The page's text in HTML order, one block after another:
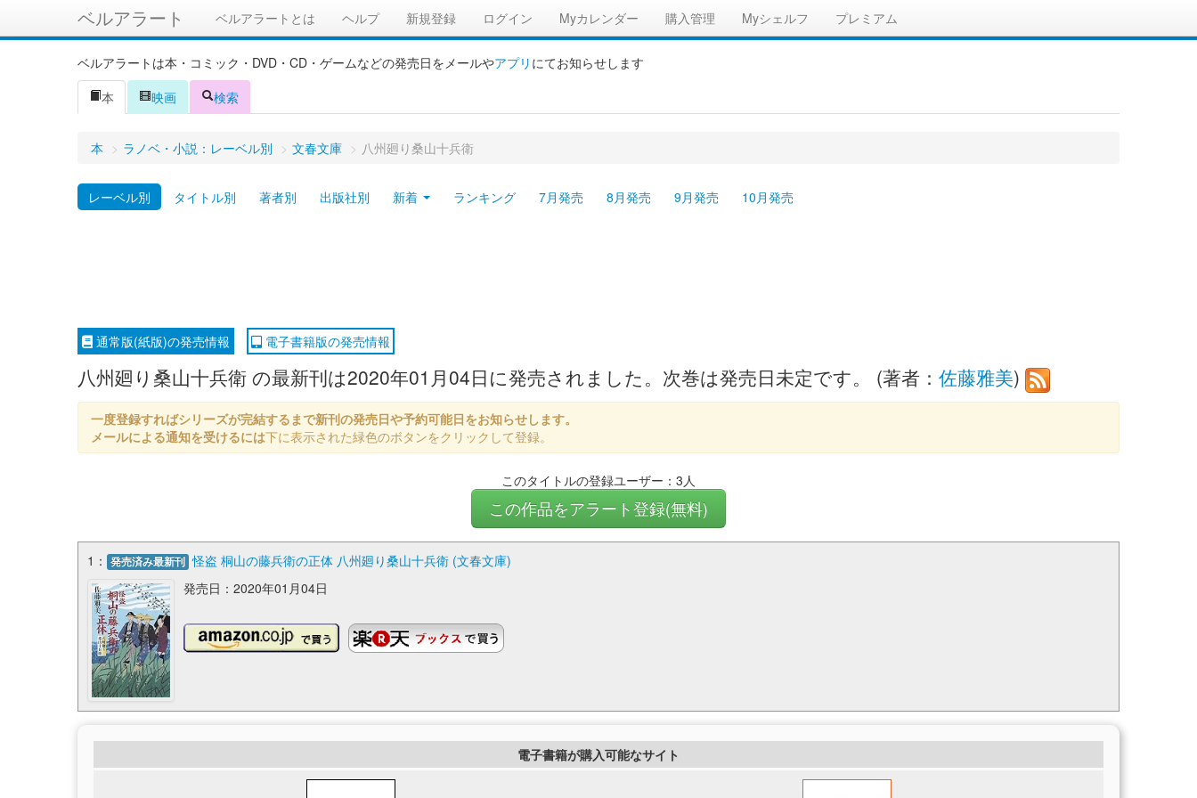
ベルアラート ベルアラートとは ヘルプ 新規登録 ログイン Myカレンダー 購入管理 Myシェルフ プレミアム
ベルアラートは本・コミック・DVD・CD・ゲームなどの発売日をメールやアプリ にてお知らせします
本
映画 検索
本 > ラノベ・小説：レーベル別 > 文春文庫 > 八州廻り桑山十兵衛
レーベル別 タイトル別 著者別 出版社別 新着 ランキング 7月発売 8月発売 9月発売 10月発売
通常版(紙版)の発売情報 電子書籍版の発売情報
八州廻り桑山十兵衛 の最新刊は2020年01月04日に発売されました。次巻は発売日未定です。 (著者： 佐藤雅美)
一度登録すればシリーズが完結するまで新刊の発売日や予約可能日をお知らせします。
メールによる通知を受けるには下に表示された緑色のボタンをクリックして登録。
このタイトルの登録ユーザー：3人
この作品をアラート登録(無料)
1： 発売済み最新刊 怪盗 桐山の藤兵衛の正体 八州廻り桑山十兵衛 (文春文庫)
発売日：2020年01月04日
電子書籍が購入可能なサイト